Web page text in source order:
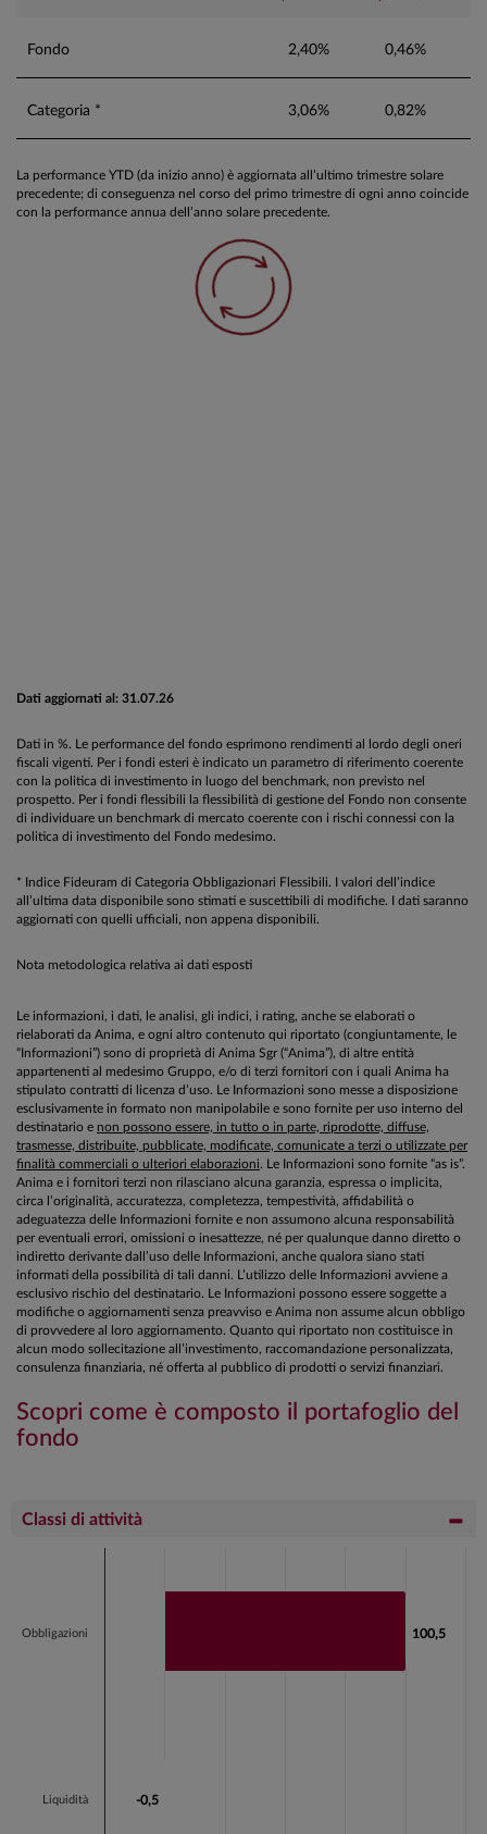
Fondo 2,40% 0,46%
Categoria * 3,06% 0,82%
La performance YTD (da inizio anno) è aggiornata all’ultimo trimestre solare
precedente; di conseguenza nel corso del primo trimestre di ogni anno coincide
con la performance annua dell’anno solare precedente.
Dati aggiornati al: 31.07.26
Dati in %. Le performance del fondo esprimono rendimenti al lordo degli oneri
fiscali vigenti. Per i fondi esteri è indicato un parametro di riferimento coerente
con la politica di investimento in luogo del benchmark, non previsto nel
prospetto. Per i fondi flessibili la flessibilità di gestione del Fondo non consente
di individuare un benchmark di mercato coerente con i rischi connessi con la
politica di investimento del Fondo medesimo.
* Indice Fideuram di Categoria Obbligazionari Flessibili. I valori dell’indice
all’ultima data disponibile sono stimati e suscettibili di modifiche. I dati saranno
aggiornati con quelli ufficiali, non appena disponibili.
Nota metodologica relativa ai dati esposti
Le informazioni, i dati, le analisi, gli indici, i rating, anche se elaborati o
rielaborati da Anima, e ogni altro contenuto qui riportato (congiuntamente, le
“Informazioni”) sono di proprietà di Anima Sgr (“Anima”), di altre entità
appartenenti al medesimo Gruppo, e/o di terzi fornitori con i quali Anima ha
stipulato contratti di licenza d’uso. Le Informazioni sono messe a disposizione
esclusivamente in formato non manipolabile e sono fornite per uso interno del
destinatario e non possono essere, in tutto o in parte, riprodotte, diffuse,
trasmesse, distribuite, pubblicate, modificate, comunicate a terzi o utilizzate per
finalità commerciali o ulteriori elaborazioni. Le Informazioni sono fornite “as is”.
Anima e i fornitori terzi non rilasciano alcuna garanzia, espressa o implicita,
circa l’originalità, accuratezza, completezza, tempestività, affidabilità o
adeguatezza delle Informazioni fornite e non assumono alcuna responsabilità
per eventuali errori, omissioni o inesattezze, né per qualunque danno diretto o
indiretto derivante dall’uso delle Informazioni, anche qualora siano stati
informati della possibilità di tali danni. L’utilizzo delle Informazioni avviene a
esclusivo rischio del destinatario. Le Informazioni possono essere soggette a
modifiche o aggiornamenti senza preavviso e Anima non assume alcun obbligo
di provvedere al loro aggiornamento. Quanto qui riportato non costituisce in
alcun modo sollecitazione all’investimento, raccomandazione personalizzata,
consulenza finanziaria, né offerta al pubblico di prodotti o servizi finanziari.
Scopri come è composto il portafoglio del
fondo
Classi di attività
The chart has 1 X axis displaying categories.
The chart has 1 Y axis displaying values. Data ranges
100,5
100,5
-0,5
-0,5
Obbligazioni
Liquidità